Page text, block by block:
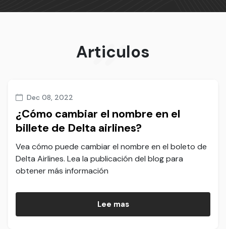
Articulos
Dec 08, 2022
¿Cómo cambiar el nombre en el
billete de Delta airlines?
Vea cómo puede cambiar el nombre en el boleto de
Delta Airlines. Lea la publicación del blog para
obtener más información
Lee mas